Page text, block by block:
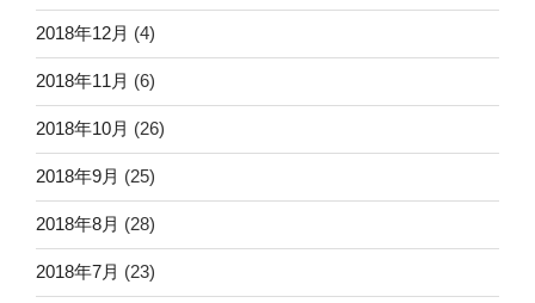
2018年12月 (4)
2018年11月 (6)
2018年10月 (26)
2018年9月 (25)
2018年8月 (28)
2018年7月 (23)